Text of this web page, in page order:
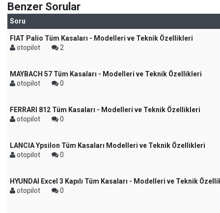
Benzer Sorular
Soru
FIAT Palio Tüm Kasaları - Modelleri ve Teknik Özellikleri
otopilot
2
MAYBACH 57 Tüm Kasaları - Modelleri ve Teknik Özellikleri
otopilot
0
FERRARI 812 Tüm Kasaları - Modelleri ve Teknik Özellikleri
otopilot
0
LANCIA Ypsilon Tüm Kasaları Modelleri ve Teknik Özellikleri
otopilot
0
HYUNDAI Excel 3 Kapılı Tüm Kasaları - Modelleri ve Teknik
otopilot
0